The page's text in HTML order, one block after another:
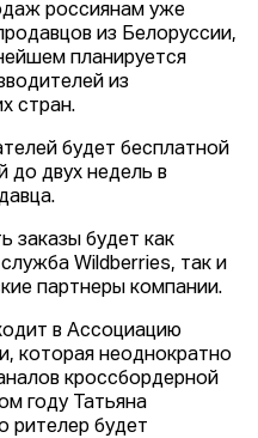
россиянам уже
из Белоруссии,
планируется
из
стран.
будет бесплатной
до двух недель в
заказы будет как
Wildberries, так и
партнеры компании.
в Ассоциацию
которая неоднократно
кроссбордерной
году Татьяна
рителер будет